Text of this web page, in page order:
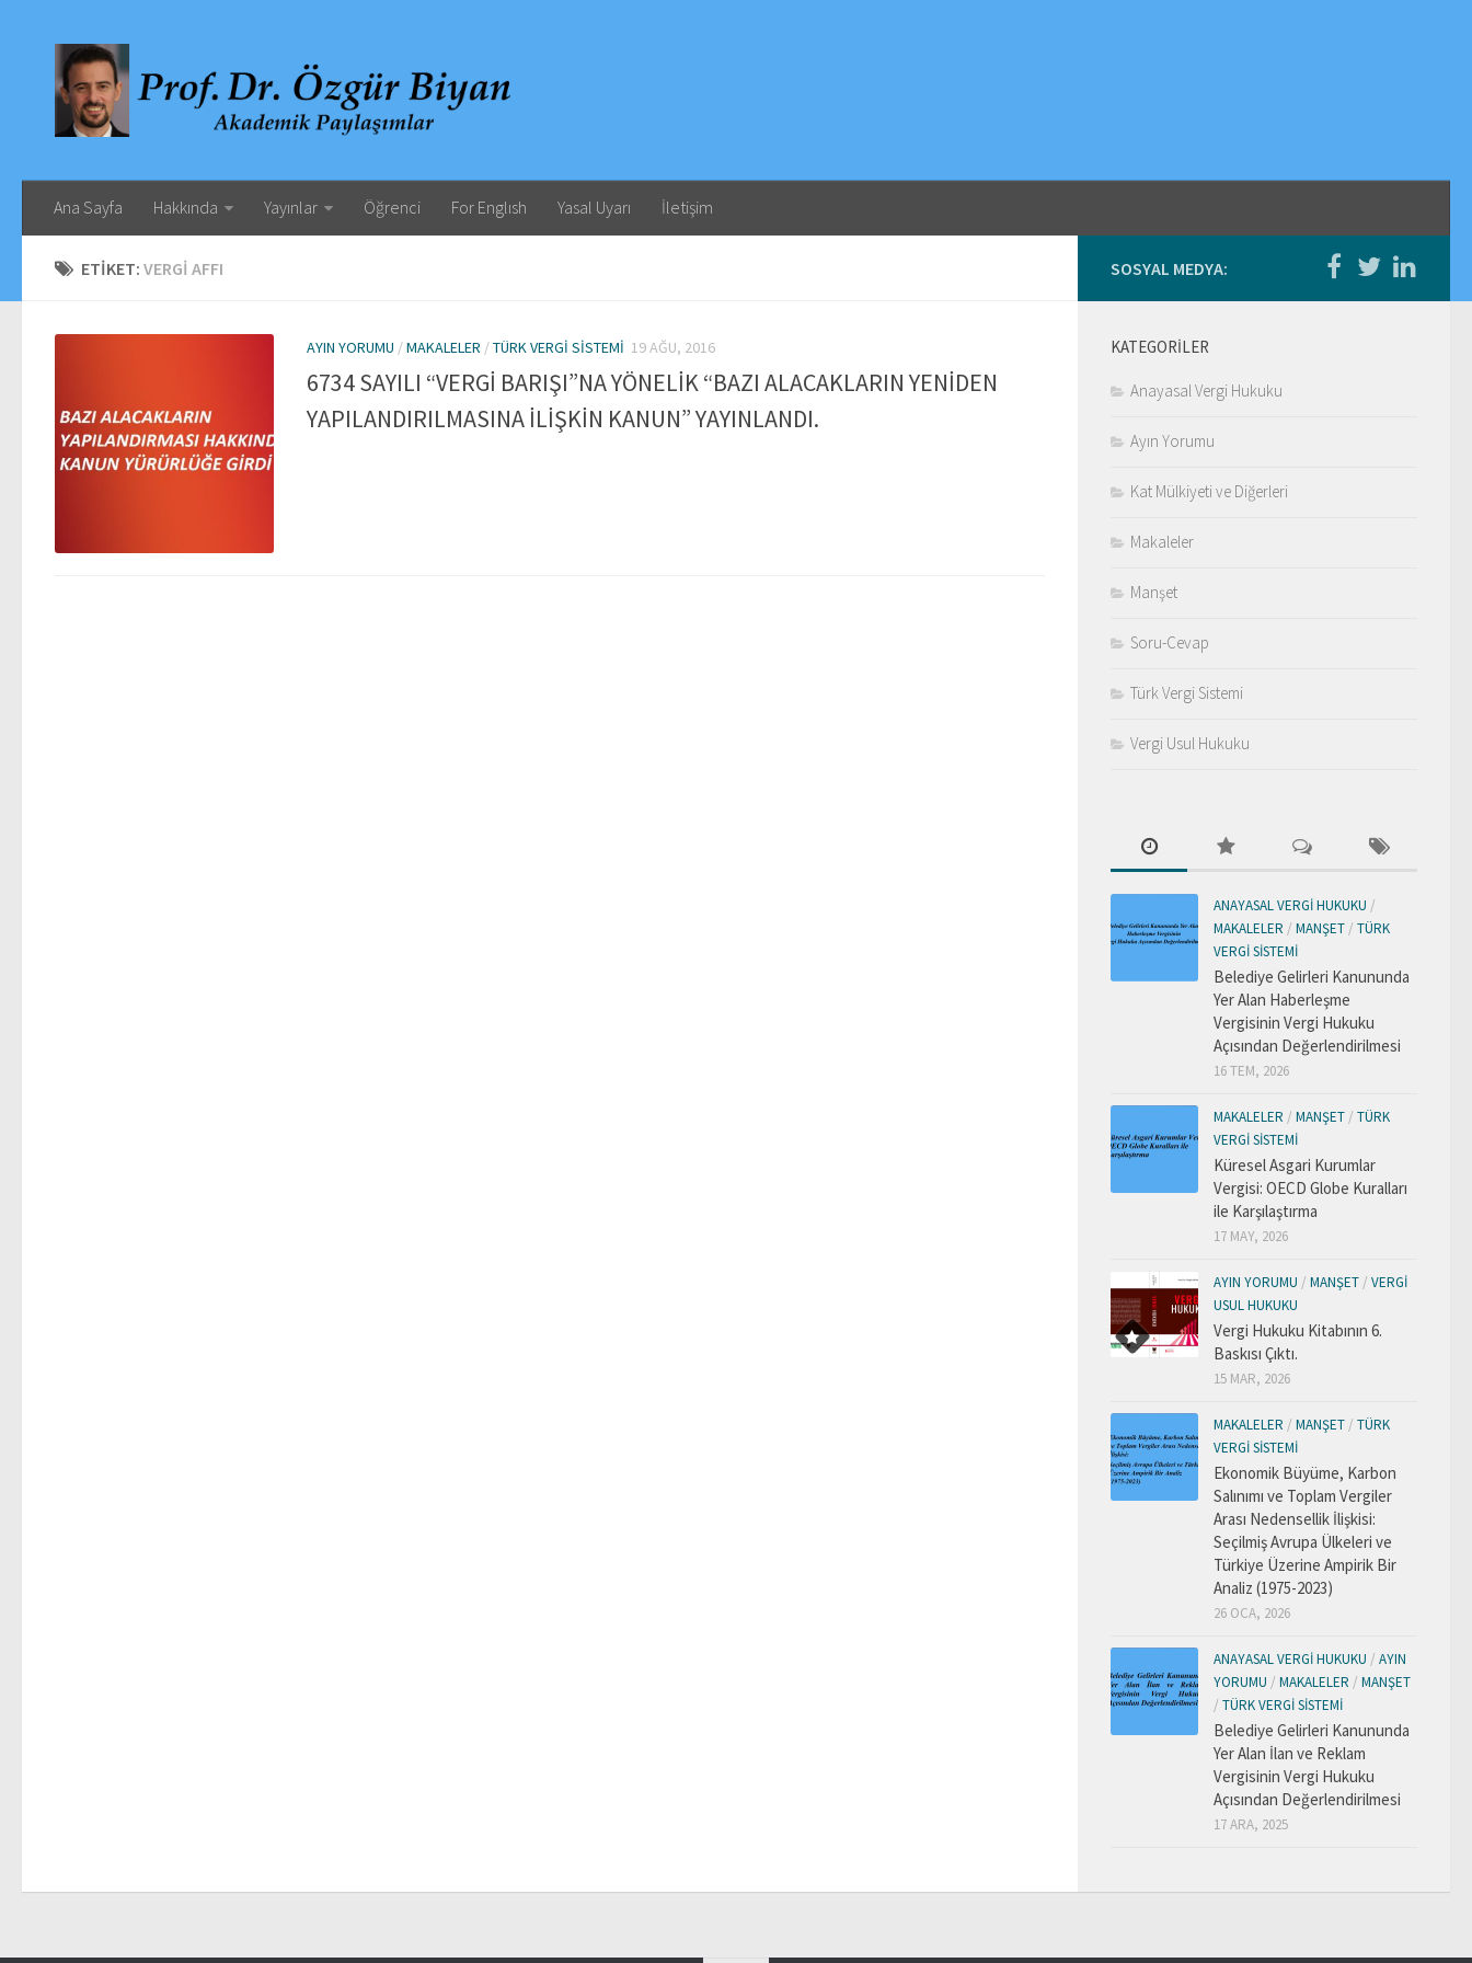
Ana Sayfa Hakkında Yayınlar Öğrenci For Englısh Yasal Uyarı İletişim
ETIKET: VERGI AFFI
AYIN YORUMU /MAKALELER /TÜRK VERGI SISTEMI 19 AĞU, 2016
6734 SAYILI “VERGİ BARIŞI”NA YÖNELİK “BAZI ALACAKLARIN YENİDEN
YAPILANDIRILMASINA İLİŞKİN KANUN” YAYINLANDI.
SOSYAL MEDYA:
KATEGORILER
Anayasal Vergi Hukuku
Ayın Yorumu
Kat Mülkiyeti ve Diğerleri
Makaleler
Manşet
Soru-Cevap
Türk Vergi Sistemi
Vergi Usul Hukuku
ANAYASAL VERGI HUKUKU /
MAKALELER / MANŞET / TÜRK
VERGI SISTEMI
Belediye Gelirleri Kanununda
Yer Alan Haberleşme
Vergisinin Vergi Hukuku
Açısından Değerlendirilmesi
16 TEM, 2026
MAKALELER / MANŞET / TÜRK
VERGI SISTEMI
Küresel Asgari Kurumlar
Vergisi: OECD Globe Kuralları
ile Karşılaştırma
17 MAY, 2026
AYIN YORUMU / MANŞET / VERGI
USUL HUKUKU
Vergi Hukuku Kitabının 6.
Baskısı Çıktı.
15 MAR, 2026
MAKALELER / MANŞET / TÜRK
VERGI SISTEMI
Ekonomik Büyüme, Karbon
Salınımı ve Toplam Vergiler
Arası Nedensellik İlişkisi:
Seçilmiş Avrupa Ülkeleri ve
Türkiye Üzerine Ampirik Bir
Analiz (1975-2023)
26 OCA, 2026
ANAYASAL VERGI HUKUKU / AYIN
YORUMU / MAKALELER / MANŞET
/ TÜRK VERGI SISTEMI
Belediye Gelirleri Kanununda
Yer Alan İlan ve Reklam
Vergisinin Vergi Hukuku
Açısından Değerlendirilmesi
17 ARA, 2025